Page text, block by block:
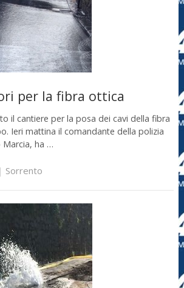
per la fibra ottica
il cantiere per la posa dei cavi della fibra
Ieri mattina il comandante della polizia
Marcia, ha …
Sorrento